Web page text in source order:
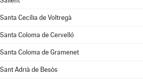
Santa Cecília de Voltregà
Santa Coloma de Cervelló
Santa Coloma de Gramenet
Sant Adrià de Besòs